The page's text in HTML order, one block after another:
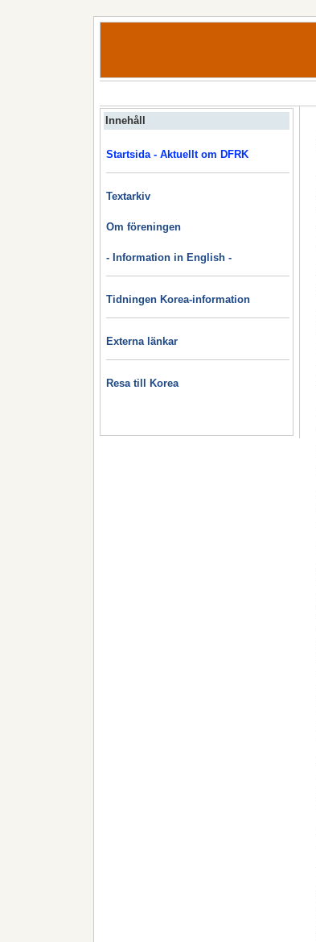
Innehåll
Startsida - Aktuellt om DFRK
Textarkiv
Om föreningen
- Information in English -
Tidningen Korea-information
Externa länkar
Resa till Korea